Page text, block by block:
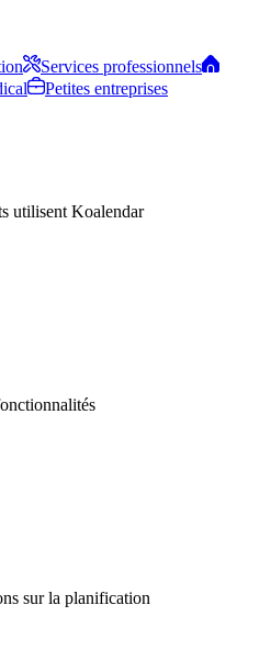
Services professionnels
Petites entreprises
utilisent Koalendar
sur la planification